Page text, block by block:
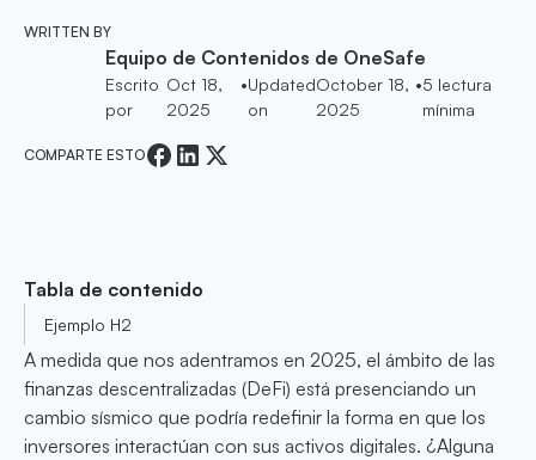
WRITTEN BY
Equipo de Contenidos de OneSafe
Escrito
por
Oct 18,
2025
•Updated
on
October 18,
2025
•5 lectura
mínima
COMPARTE ESTO
Tabla de contenido
Ejemplo H2
A medida que nos adentramos en 2025, el ámbito de las
finanzas descentralizadas (DeFi) está presenciando un
cambio sísmico que podría redefinir la forma en que los
inversores interactúan con sus activos digitales. ¿Alguna